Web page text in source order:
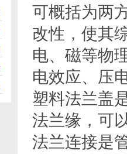
可概括为两
改性，使其
电、磁等物
电效应、压
塑料法兰盖
法兰缘，可
法兰连接是